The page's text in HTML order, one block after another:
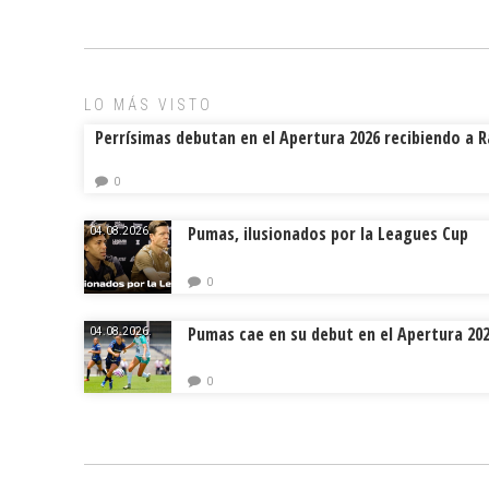
o
d ar
LO MÁS VISTO
Perrísimas debutan en el Apertura 2026 recibiendo a
0
04.08.2026. Pumas, ilusionados por la Leagues Cup
0
04.08.2026. Pumas cae en su debut en el Apertura
0